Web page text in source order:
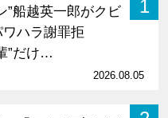
1
”船越英一郎がクビ
ハラ謝罪拒
”だけ…
2026.08.05